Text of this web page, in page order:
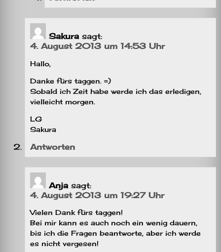
Sakura sagt:
4. August 2013 um 14:53 Uhr
Hallo,
Danke fürs taggen. =)
Sobald ich Zeit habe werde ich das erledigen,
vielleicht morgen.
LG
Sakura
Antworten
Anja sagt:
4. August 2013 um 19:27 Uhr
Vielen Dank fürs taggen!
Bei mir kann es auch noch ein wenig dauern,
bis ich die Fragen beantworte, aber ich werde
es nicht vergesen!